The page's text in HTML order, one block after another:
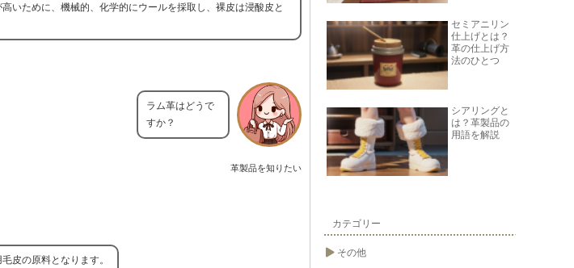
いために、機械的、化学的にウールを採取し、裸皮は浸酸皮と
革製品を知りたい
ラム革はどうで
すか？
皮の原料となります。
セミアニリン
仕上げとは？
革の仕上げ方
法のひとつ
シアリングと
は？革製品の
用語を解説
カテゴリー
その他